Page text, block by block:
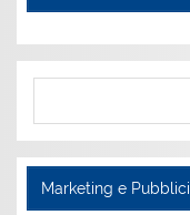
Cerca
Marketing e